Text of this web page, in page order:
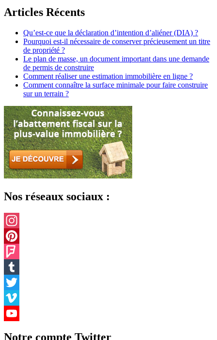
Articles Récents
Qu’est-ce que la déclaration d’intention d’aliéner (DIA) ?
Pourquoi est-il nécessaire de conserver précieusement un titre
de propriété ?
Le plan de masse, un document important dans une demande
de permis de construire
Comment réaliser une estimation immobilière en ligne ?
Comment connaître la surface minimale pour faire construire
sur un terrain ?
Nos réseaux sociaux :
Instagram
Pinterest
Foursquare
Tumblr
Twitter
Vimeo
Notre compte Twitter